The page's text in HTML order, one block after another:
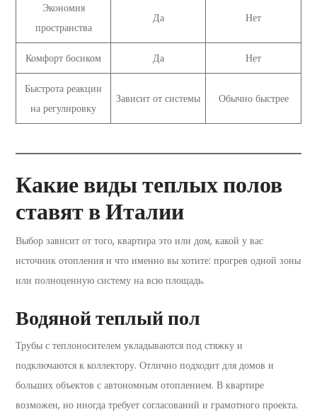
Экономия
пространства
Да Нет
Комфорт босиком Да Нет
Быстрота реакции
на регулировку
Зависит от системы Обычно быстрее
Какие виды теплых полов
ставят в Италии
Выбор зависит от того, квартира это или дом, какой у вас
источник отопления и что именно вы хотите: прогрев одной зоны
или полноценную систему на всю площадь.
Водяной теплый пол
Трубы с теплоносителем укладываются под стяжку и
подключаются к коллектору. Отлично подходит для домов и
больших объектов с автономным отоплением. В квартире
возможен, но иногда требует согласований и грамотного проекта.